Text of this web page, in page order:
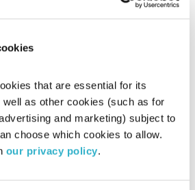
that are essential for its
well as other cookies (such as for
and marketing) subject to
choose which cookies to allow.
our privacy policy.
התבוננות ברוח ספורטיבית – 10.3.21
התבוננות
דליק ווליניץושמואל שאול